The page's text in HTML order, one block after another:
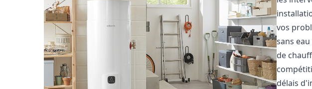
vos
sans
de
délais